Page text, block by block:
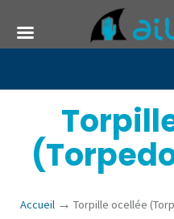
Accueil → Torpille ocellée